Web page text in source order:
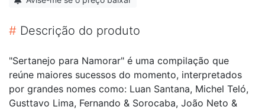
# Descrição do produto
"Sertanejo para Namorar" é uma compilação que
reúne maiores sucessos do momento, interpretados
por grandes nomes como: Luan Santana, Michel Teló,
Gusttavo Lima, Fernando & Sorocaba, João Neto &